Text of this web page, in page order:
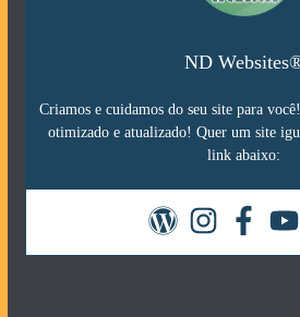
ND
Criamos e cuidamos do seu site para
otimizado e atualizado! Quer um site
link abaixo: